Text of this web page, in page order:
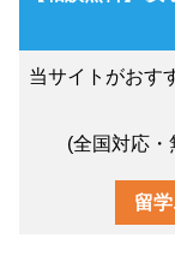
当サイトがおす
(全国対応
留